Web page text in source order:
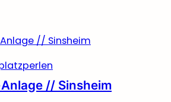
// Sinsheim